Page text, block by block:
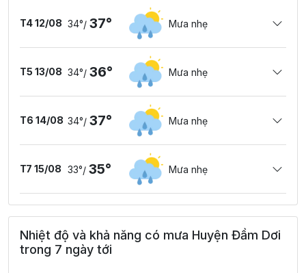
T4 12/08 34°/ 37° Mưa nhẹ
T5 13/08 34°/ 36° Mưa nhẹ
T6 14/08 34°/ 37° Mưa nhẹ
T7 15/08 33°/ 35° Mưa nhẹ
Nhiệt độ và khả năng có mưa Huyện Đầm Dơi
trong 7 ngày tới